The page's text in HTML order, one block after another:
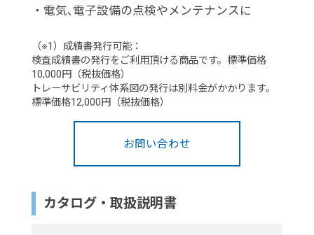
・電気､電子設備の点検やメンテナンスに
（※1）成績書発行可能：
検査成績書の発行をご利用頂ける商品です。標準価格
10,000円（税抜価格）
トレーサビリティ体系図の発行は別料金がかかります。
標準価格12,000円（税抜価格）
お問い合わせ
カタログ・取扱説明書